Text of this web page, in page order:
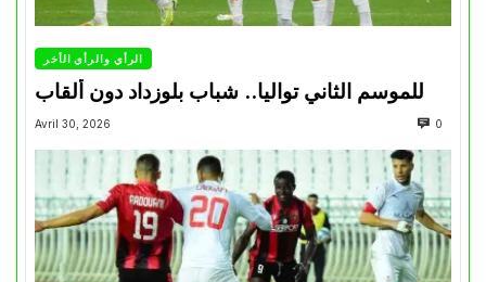
الرأي والرأي الأخر
للموسم الثاني تواليا.. شباب بلوزداد دون ألقاب
Avril 30, 2026 0